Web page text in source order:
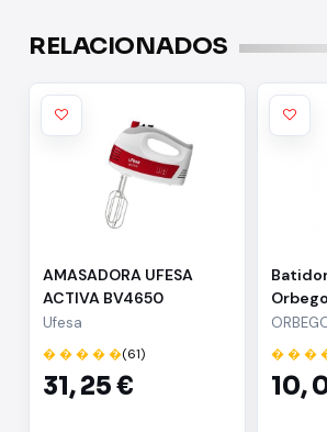
RELACIONADOS
AMASADORA UFESA
ACTIVA BV4650
BLANCO-ROJO
Ufesa
� � � � �(61)
31,25 €
� � �
10,